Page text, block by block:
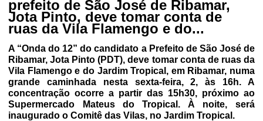
prefeito de São José de Ribamar,
Jota Pinto, deve tomar conta de
ruas da Vila Flamengo e do...
A “Onda do 12” do candidato a Prefeito de São José de
Ribamar, Jota Pinto (PDT), deve tomar conta de ruas da
Vila Flamengo e do Jardim Tropical, em Ribamar, numa
grande caminhada nesta sexta-feira, 2, às 16h. A
concentração ocorre a partir das 15h30, próximo ao
Supermercado Mateus do Tropical. À noite, será
inaugurado o Comitê das Vilas, no Jardim Tropical.